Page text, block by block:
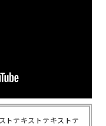
トテキストテキストテ